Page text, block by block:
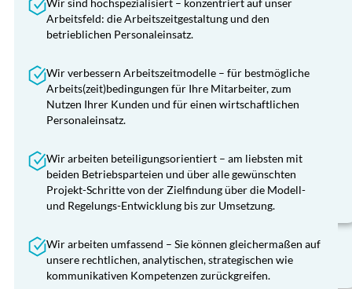
Konfliktlösung
Festgefahrene und konfliktreiche Personaleinsatz-
Vermittlung zwischen den Parteien
Objektivierung und Versachlichung von
Arbeitszeit-Themen
Trainings für Führungskräfte zum Umgang mit
Konfliktlösung
Situationen durch externe Moderation auflösen
Vermittlung zwischen den Parteien
Unabhängige Objektivierung und
Versachlichung von Arbeitszeit-Themen
Einigungsstellen
Wir sind hochspezialisiert – konzentriert auf unser
Arbeitsfeld: die Arbeitszeitgestaltung und den
betrieblichen Personaleinsatz.
Wir verbessern Arbeitszeitmodelle – für bestmögliche
Arbeits(zeit)bedingungen für Ihre Mitarbeiter, zum
Nutzen Ihrer Kunden und für einen wirtschaftlichen
Personaleinsatz.
Wir arbeiten beteiligungsorientiert – am liebsten mit
beiden Betriebsparteien und über alle gewünschten
Projekt-Schritte von der Zielfindung über die Modell-
und Regelungs-Entwicklung bis zur Umsetzung.
Wir arbeiten umfassend – Sie können gleichermaßen auf
unsere rechtlichen, analytischen, strategischen wie
kommunikativen Kompetenzen zurückgreifen.